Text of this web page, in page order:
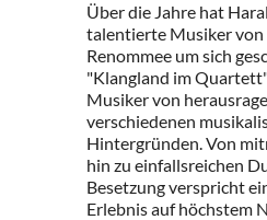
Über die Jahre hat
talentierte Musiker
Renommee um sich
"Klangland im
Musiker von
verschiedenen
Hintergründen. Von
hin zu einfallsreichen
Besetzung verspricht
Erlebnis auf höchstem